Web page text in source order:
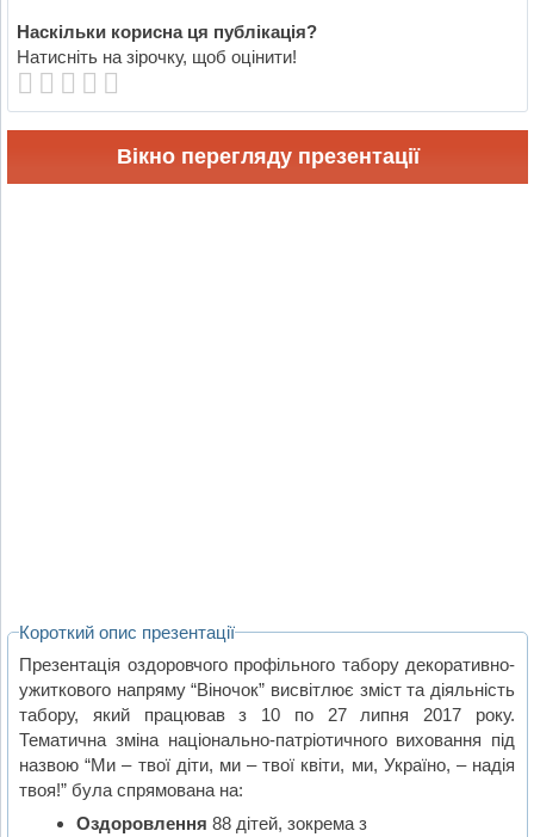
Наскільки корисна ця публікація?
Натисніть на зірочку, щоб оцінити!
Вікно перегляду презентації
Короткий опис презентації
Презентація оздоровчого профільного табору декоративно-
ужиткового напряму “Віночок” висвітлює зміст та діяльність
табору, який працював з 10 по 27 липня 2017 року.
Тематична зміна національно-патріотичного виховання під
назвою “Ми – твої діти, ми – твої квіти, ми, Україно, – надія
твоя!” була спрямована на:
Оздоровлення 88 дітей, зокрема з